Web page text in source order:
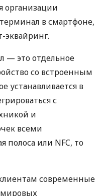
организации
в смартфоне,
эквайринг.
— это отдельное
со встроенным
устанавливается в
с
и
всеми
полоса или NFC, то
современные
мировых